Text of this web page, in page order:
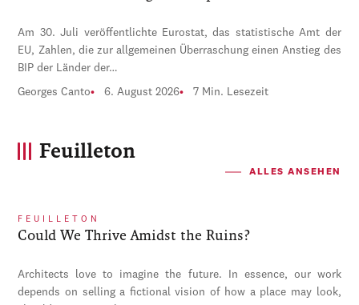
Am 30. Juli veröffentlichte Eurostat, das statistische Amt der
EU, Zahlen, die zur allgemeinen Überraschung einen Anstieg des
BIP der Länder der…
Georges Canto 6. August 2026 7 Min. Lesezeit
Feuilleton
ALLES ANSEHEN
FEUILLETON
Could We Thrive Amidst the Ruins?
Architects love to imagine the future. In essence, our work
depends on selling a fictional vision of how a place may look,